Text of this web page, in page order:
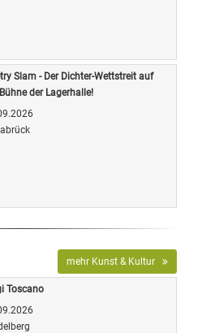
Slam - Der Dichter-Wettstreit auf
der Lagerhalle!
mehr Kunst & Kultur
Toscano